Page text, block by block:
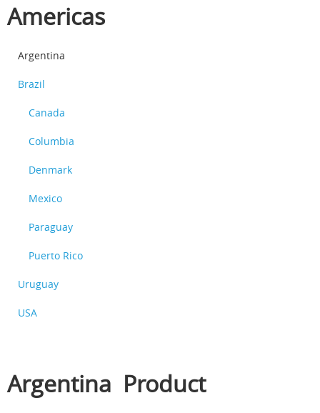
Americas
Argentina
Brazil
Canada
Columbia
Denmark
Mexico
Paraguay
Puerto Rico
Uruguay
USA
Argentina Product